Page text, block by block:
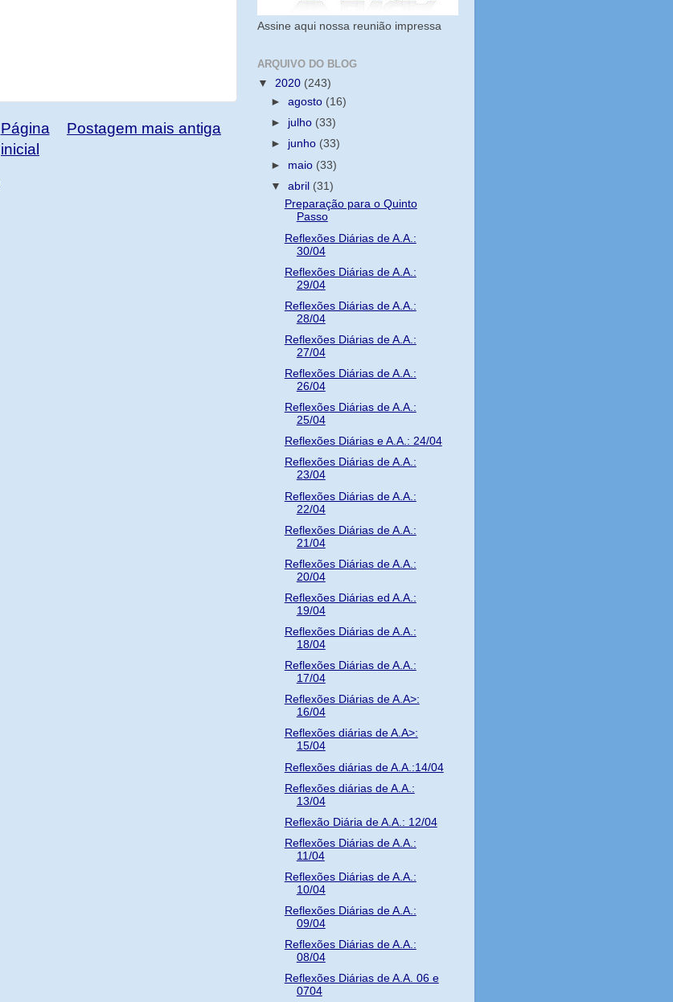
Postagem mais antiga
Página
inicial
Assine aqui nossa reunião impressa
ARQUIVO DO BLOG
▼ 2020 (243)
►agosto (16)
► julho (33)
► junho (33)
► maio (33)
▼abril (31)
Preparação para o Quinto
Passo
Reflexões Diárias de A.A.:
30/04
Reflexões Diárias de A.A.:
29/04
Reflexões Diárias de A.A.:
28/04
Reflexões Diárias de A.A.:
27/04
Reflexões Diárias de A.A.:
26/04
Reflexões Diárias de A.A.:
25/04
Reflexões Diárias e A.A.: 24/04
Reflexões Diárias de A.A.:
23/04
Reflexões Diárias de A.A.:
22/04
Reflexões Diárias de A.A.:
21/04
Reflexões Diárias de A.A.:
20/04
Reflexões Diárias ed A.A.:
19/04
Reflexões Diárias de A.A.:
18/04
Reflexões Diárias de A.A.:
17/04
Reflexões Diárias de A.A>:
16/04
Reflexões diárias de A.A>:
15/04
Reflexões diárias de A.A.:14/04
Reflexões diárias de A.A.:
13/04
Reflexão Diária de A.A.: 12/04
Reflexões Diárias de A.A.:
11/04
Reflexões Diárias de A.A.:
10/04
Reflexões Diárias de A.A.:
09/04
Reflexões Diárias de A.A.:
08/04
Reflexões Diárias de A.A. 06 e
0704